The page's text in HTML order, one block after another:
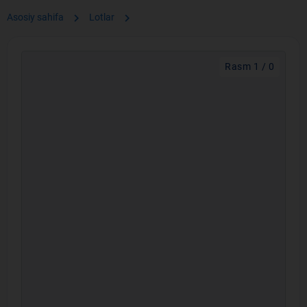
Asosiy sahifa chevron_right Lotlar chevron_right
Rasm 1 / 0